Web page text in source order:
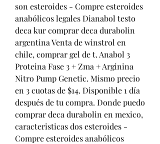
son esteroides - Compre esteroides
anabólicos legales Dianabol testo
deca kur comprar deca durabolin
argentina Venta de winstrol en
chile, comprar gel de t. Anabol 3
Proteina Fase 3 + Zma + Arginina
Nitro Pump Genetic. Mismo precio
en 3 cuotas de $14. Disponible 1 día
después de tu compra. Donde puedo
comprar deca durabolin en mexico,
caracteristicas dos esteroides -
Compre esteroides anabólicos